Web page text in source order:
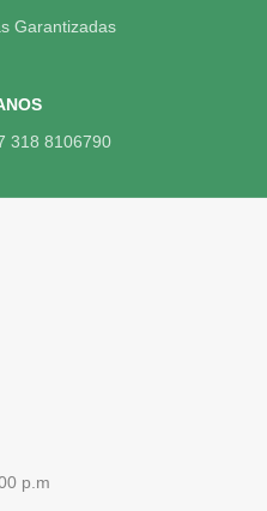
Garantizadas
318 8106790
p.m